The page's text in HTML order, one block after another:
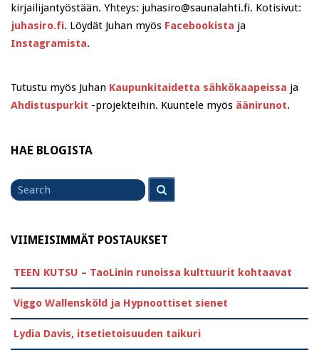
kirjailijantyöstään. Yhteys: juhasiro@saunalahti.fi. Kotisivut:
juhasiro.fi. Löydät Juhan myös Facebookista ja
Instagramista.
Tutustu myös Juhan Kaupunkitaidetta sähkökaapeissa ja
Ahdistuspurkit -projekteihin. Kuuntele myös äänirunot.
HAE BLOGISTA
Search
for
VIIMEISIMMÄT POSTAUKSET
TEEN KUTSU – TaoLinin runoissa kulttuurit kohtaavat
Viggo Wallensköld ja Hypnoottiset sienet
Lydia Davis, itsetietoisuuden taikuri